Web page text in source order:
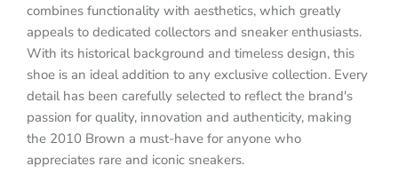
combines functionality with aesthetics, which greatly
appeals to dedicated collectors and sneaker enthusiasts.
With its historical background and timeless design, this
shoe is an ideal addition to any exclusive collection. Every
detail has been carefully selected to reflect the brand's
passion for quality, innovation and authenticity, making
the 2010 Brown a must-have for anyone who
appreciates rare and iconic sneakers.